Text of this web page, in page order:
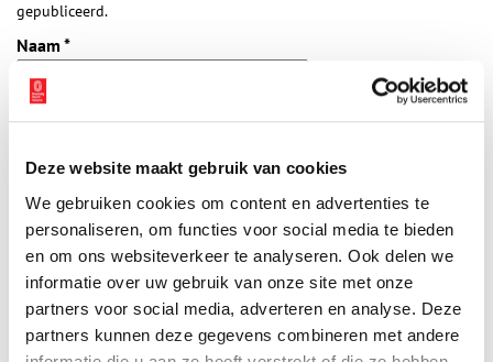
Deze website maakt gebruik van cookies
We gebruiken cookies om content en advertenties te
personaliseren, om functies voor social media te bieden
en om ons websiteverkeer te analyseren. Ook delen we
informatie over uw gebruik van onze site met onze
partners voor social media, adverteren en analyse. Deze
partners kunnen deze gegevens combineren met andere
gepubliceerd.
Naam*
E-mail*
Vink dit aan als u op de hoogte gehouden wil worden.
Bekijk meer video's